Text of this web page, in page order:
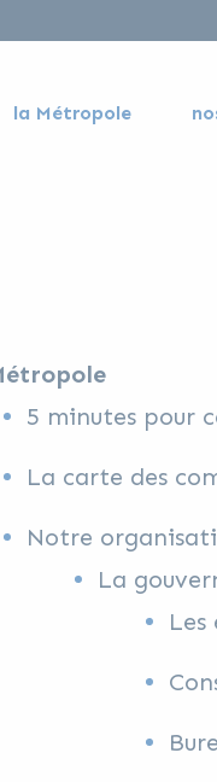
la Métropole
5 minutes pour
La carte des
Notre
La
Les